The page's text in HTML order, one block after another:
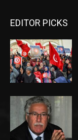
EDITOR PICKS